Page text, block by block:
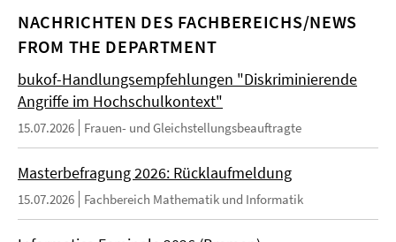
NACHRICHTEN DES FACHBEREICHS/NEWS
FROM THE DEPARTMENT
bukof-Handlungsempfehlungen "Diskriminierende
Angriffe im Hochschulkontext"
15.07.2026 Frauen- und Gleichstellungsbeauftragte
Masterbefragung 2026: Rücklaufmeldung
15.07.2026 Fachbereich Mathematik und Informatik